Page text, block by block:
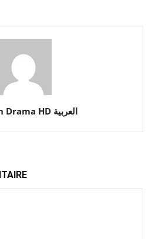
Turkish Drama HD العربية